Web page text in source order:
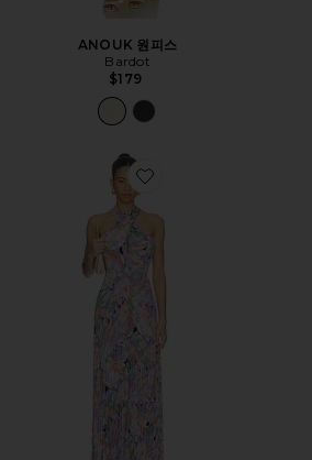
ANOUK 원피스
Bardot
$179
Favorite SAMANTHA 원피스